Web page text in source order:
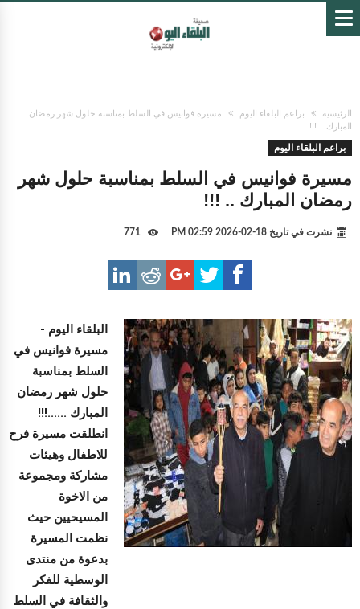
الرئيسية براعم البلقاء اليوم
مسيرة فوانيس في السلط بمناسبة حلول شهر رمضان
المبارك .. !!!
براعم البلقاء اليوم
مسيرة فوانيس في السلط بمناسبة حلول شهر
رمضان المبارك .. !!!
نشرت في تاريخ 18-02-2026 02:59 PM
البلقاء اليوم -
مسيرة فوانيس في
السلط بمناسبة
حلول شهر رمضان
المبارك ......!!!
انطلقت مسيرة فرح
للاطفال وهيئات
مشاركة ومجموعة
من الاخوة
المسيحيين حيث
نظمت المسيرة
بدعوة من منتدى
الوسطية للفكر
والثقافة في السلط